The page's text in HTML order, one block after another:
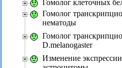
Гомолог клеточных
Гомолог
нематоды
Гомолог
D.melanogaster
Изменение